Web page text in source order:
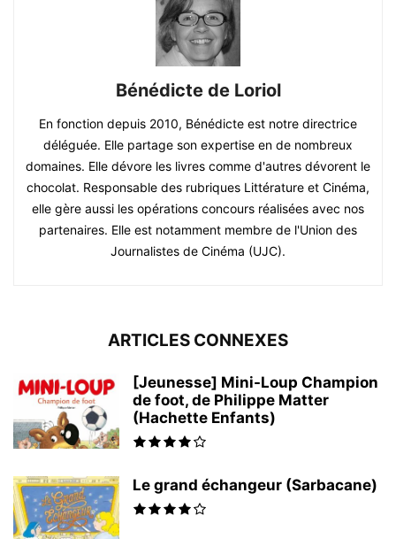
Bénédicte de Loriol
En fonction depuis 2010, Bénédicte est notre directrice
déléguée. Elle partage son expertise en de nombreux
domaines. Elle dévore les livres comme d'autres dévorent le
chocolat. Responsable des rubriques Littérature et Cinéma,
elle gère aussi les opérations concours réalisées avec nos
partenaires. Elle est notamment membre de l'Union des
Journalistes de Cinéma (UJC).
ARTICLES CONNEXES
[Jeunesse] Mini-Loup Champion
de foot, de Philippe Matter
(Hachette Enfants)
Le grand échangeur (Sarbacane)